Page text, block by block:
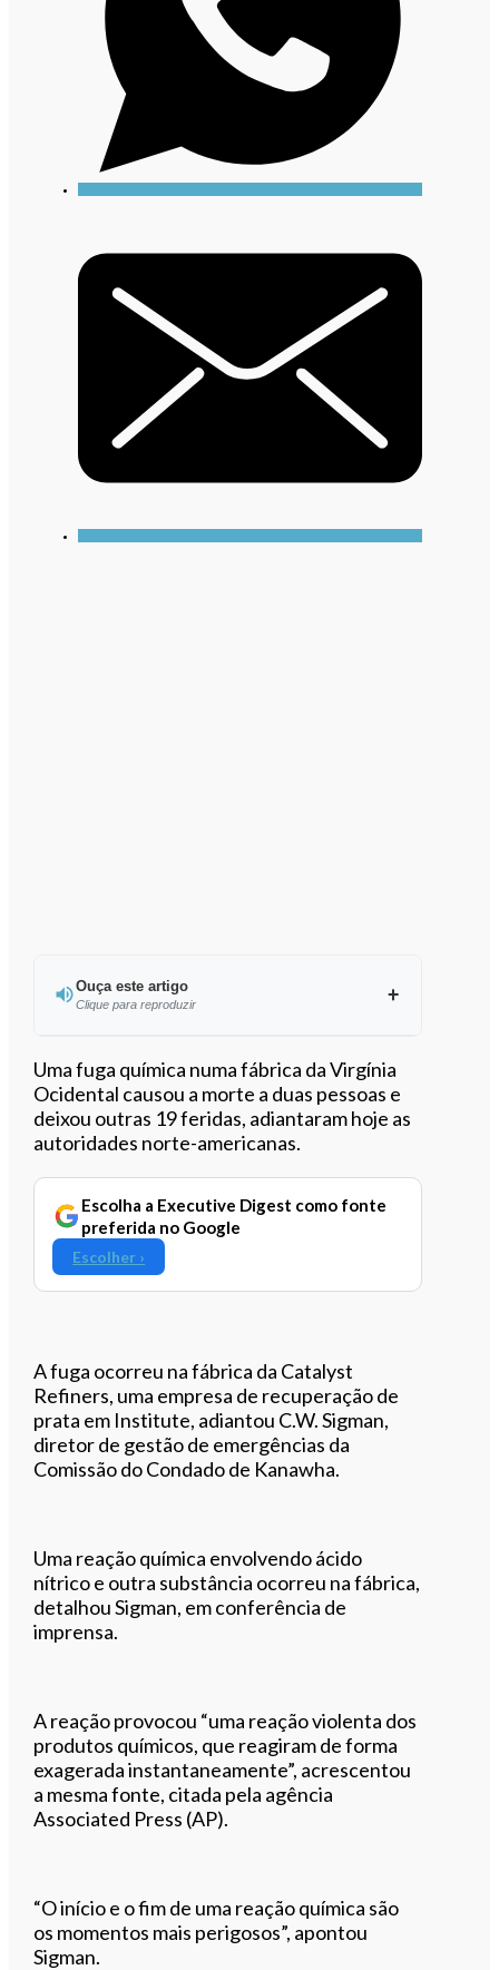
Ouça este artigo
Clique para reproduzir
Ouvir este artigo
Uma fuga química numa fábrica da Virgínia
Ocidental causou a morte a duas pessoas e
deixou outras 19 feridas, adiantaram hoje as
autoridades norte-americanas.
Escolha a Executive Digest como fonte
preferida no Google
Escolher ›
A fuga ocorreu na fábrica da Catalyst
Refiners, uma empresa de recuperação de
prata em Institute, adiantou C.W. Sigman,
diretor de gestão de emergências da
Comissão do Condado de Kanawha.
Uma reação química envolvendo ácido
nítrico e outra substância ocorreu na fábrica,
detalhou Sigman, em conferência de
imprensa.
A reação provocou “uma reação violenta dos
produtos químicos, que reagiram de forma
exagerada instantaneamente”, acrescentou
a mesma fonte, citada pela agência
Associated Press (AP).
“O início e o fim de uma reação química são
os momentos mais perigosos”, apontou
Sigman.